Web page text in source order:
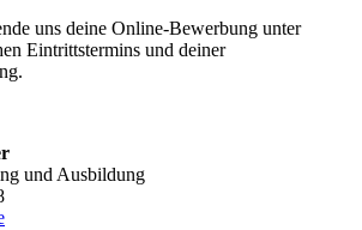
uns deine Online-Bewerbung unter
Eintrittstermins und deiner
und Ausbildung